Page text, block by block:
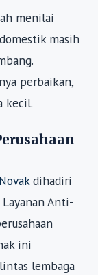
menilai
masih
perbaikan,
kecil.
dihadiri
Anti-
ini
lembaga